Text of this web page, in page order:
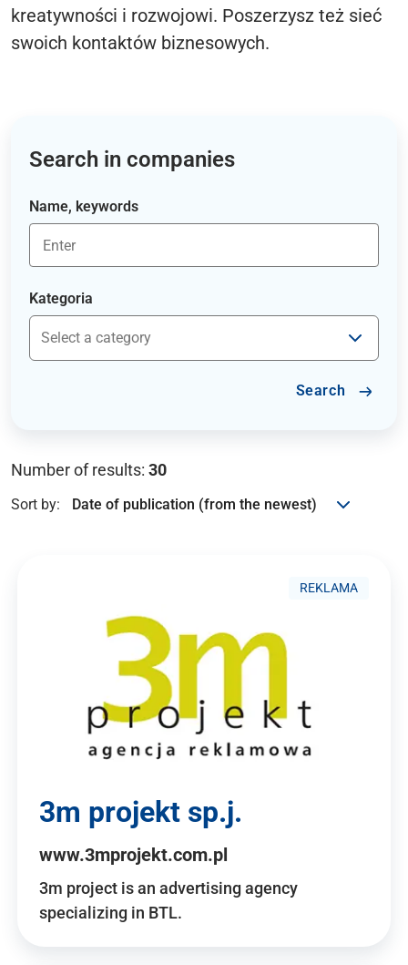
kreatywności i rozwojowi. Poszerzysz też sieć
swoich kontaktów biznesowych.
Search in companies
Name, keywords
Kategoria
Search
Number of results: 30
Sort by:
REKLAMA
3m projekt sp.j.
www.3mprojekt.com.pl
3m project is an advertising agency
specializing in BTL.